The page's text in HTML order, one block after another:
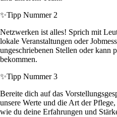
✨Tipp Nummer 2
Netzwerken ist alles! Sprich mit
lokale Veranstaltungen oder
ungeschriebenen Stellen oder kann
bekommen.
✨Tipp Nummer 3
Bereite dich auf das
unsere Werte und die Art der
wie du deine Erfahrungen und